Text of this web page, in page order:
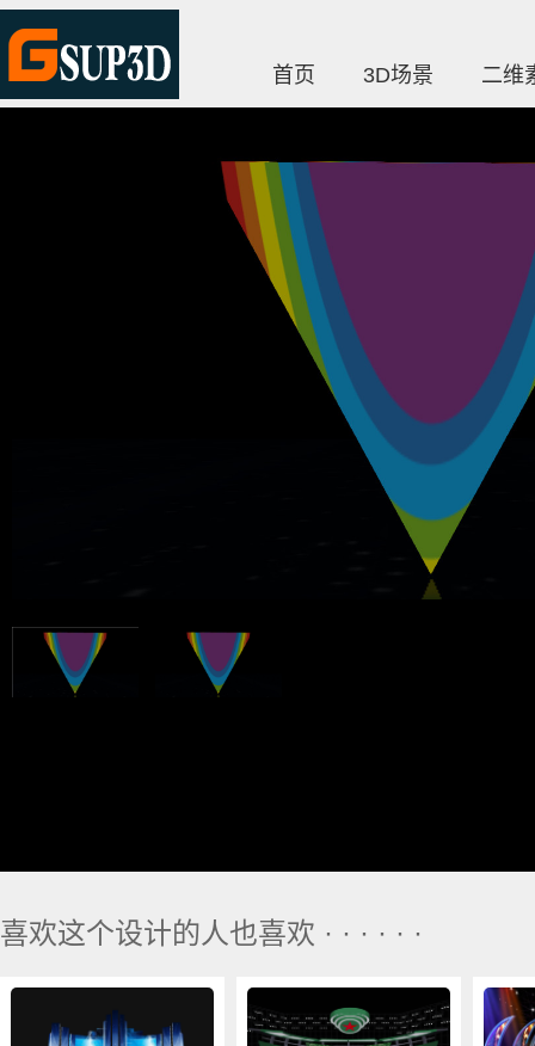
首页 3D场景 二维
喜欢这个设计的人也喜欢 · · · · · ·